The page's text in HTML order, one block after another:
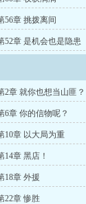
56章 挑拨离间
52章 是机会也是隐患
2章 就你也想当山匪？
6章 你的信物呢？
10章 以大局为重
14章 黑店！
18章 外援
22章 惨胜